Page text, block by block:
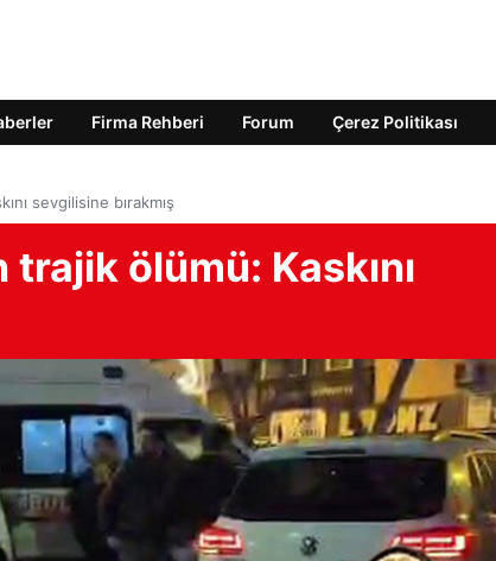
Firma Rehberi Forum Çerez Politikası
sevgilisine bırakmış
ölümü: Kaskını